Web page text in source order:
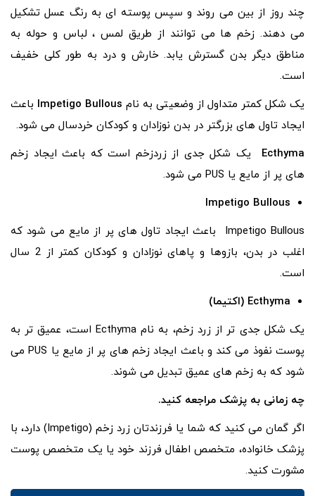
چند روز از بین می روند و سپس پوسته ای به رنگ عسل تشکیل
می دهند. زخم ها می توانند از طریق لمس ، لباس و حوله به
مناطق دیگر بدن گسترش یابد. خارش و درد به طور کلی خفیف
است.
یک شکل کمتر متداول از وضعیتی به نام Impetigo Bullous باعث
ایجاد تاول های بزرگتر در بدن نوزادان و کودکان خردسال می شود.
Ecthyma
یک شکل جدی از زردزخم است که باعث ایجاد زخم
های پر از مایع یا PUS می شود.
Impetigo Bullous
Impetigo Bullous باعث ایجاد تاول های پر از مایع می شود که
اغلب در بدن، بازوها و پاهای نوزادان و کودکان کمتر از 2 سال
است.
Ecthyma (اکتیما)
یک شکل جدی تر از زرد زخم، به نام Ecthyma است، عمیق تر به
پوست نفوذ می کند و باعث ایجاد زخم های پر از مایع یا PUS می
شود که به زخم های عمیق تبدیل می شوند.
چه زمانی به پزشک مراجعه کنید.
اگر گمان می کنید که شما یا فرزندتان زرد زخم (Impetigo)
دارد، با
پزشک خانواده، متخصص اطفال فرزند خود یا یک متخصص پوست
مشورت کنید.